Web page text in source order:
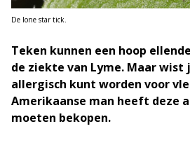
De lone star tick.
Teken kunnen een hoop
de ziekte van Lyme. Maar wist
allergisch kunt worden voor
Amerikaanse man heeft deze
moeten bekopen.